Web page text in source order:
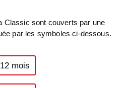
Classic sont couverts par une
par les symboles ci-dessous.
12 mois